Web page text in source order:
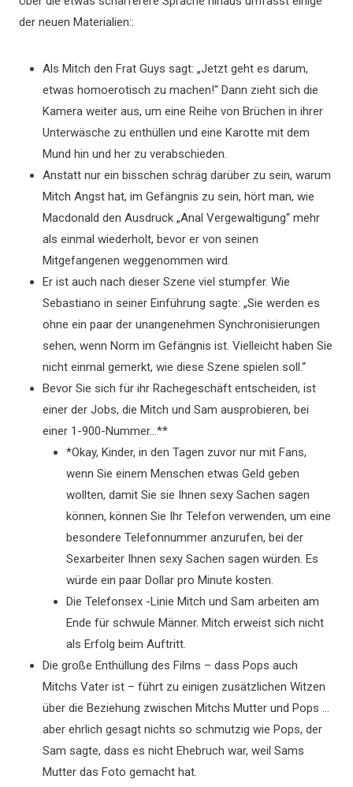
der neuen Materialien::
Als Mitch den Frat Guys sagt: „Jetzt geht es darum,
etwas homoerotisch zu machen!“ Dann zieht sich die
Kamera weiter aus, um eine Reihe von Brüchen in ihrer
Unterwäsche zu enthüllen und eine Karotte mit dem
Mund hin und her zu verabschieden.
Anstatt nur ein bisschen schräg darüber zu sein, warum
Mitch Angst hat, im Gefängnis zu sein, hört man, wie
Macdonald den Ausdruck „Anal Vergewaltigung“ mehr
als einmal wiederholt, bevor er von seinen
Mitgefangenen weggenommen wird.
Er ist auch nach dieser Szene viel stumpfer. Wie
Sebastiano in seiner Einführung sagte: „Sie werden es
ohne ein paar der unangenehmen Synchronisierungen
sehen, wenn Norm im Gefängnis ist. Vielleicht haben Sie
nicht einmal gemerkt, wie diese Szene spielen soll.“
Bevor Sie sich für ihr Rachegeschäft entscheiden, ist
einer der Jobs, die Mitch und Sam ausprobieren, bei
einer 1-900-Nummer…**
*Okay, Kinder, in den Tagen zuvor nur mit Fans,
wenn Sie einem Menschen etwas Geld geben
wollten, damit Sie sie Ihnen sexy Sachen sagen
können, können Sie Ihr Telefon verwenden, um eine
besondere Telefonnummer anzurufen, bei der
Sexarbeiter Ihnen sexy Sachen sagen würden. Es
würde ein paar Dollar pro Minute kosten.
Die Telefonsex -Linie Mitch und Sam arbeiten am
Ende für schwule Männer. Mitch erweist sich nicht
als Erfolg beim Auftritt.
Die große Enthüllung des Films – dass Pops auch
Mitchs Vater ist – führt zu einigen zusätzlichen Witzen
über die Beziehung zwischen Mitchs Mutter und Pops …
aber ehrlich gesagt nichts so schmutzig wie Pops, der
Sam sagte, dass es nicht Ehebruch war, weil Sams
Mutter das Foto gemacht hat.